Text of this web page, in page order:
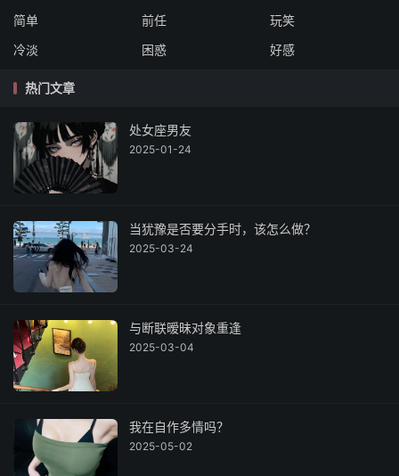
简单
前任
玩笑
冷淡
困惑 好感
热门文章
处女座男友
2025-01-24
当犹豫是否要分手时，该怎么做？
2025-03-24
与断联暧昧对象重逢
2025-03-04
我在自作多情吗？
2025-05-02